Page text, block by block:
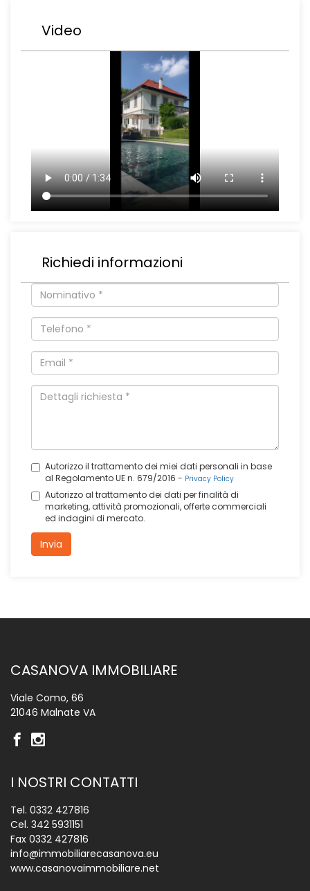
Video
Richiedi informazioni
Autorizzo il trattamento dei miei dati personali in base
al Regolamento UE n. 679/2016 - Privacy Policy
Autorizzo al trattamento dei dati per finalità di
marketing, attività promozionali, offerte commerciali
ed indagini di mercato.
Invia
CASANOVA IMMOBILIARE
Viale Como, 66
21046 Malnate VA
I NOSTRI CONTATTI
Tel. 0332 427816
Cel. 342 5931151
Fax 0332 427816
info@immobiliarecasanova.eu
www.casanovaimmobiliare.net